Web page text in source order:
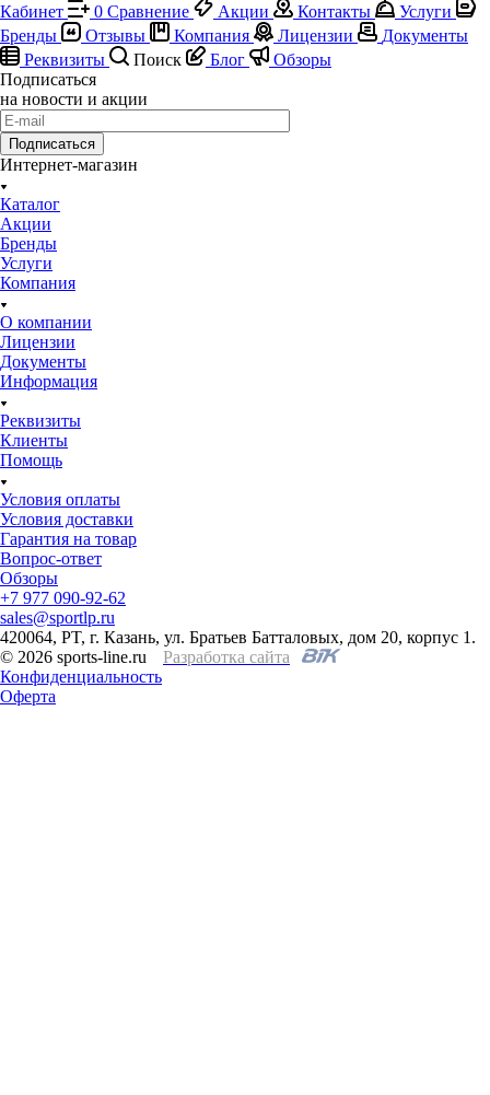
Кабинет
0 Сравнение Акции Контакты
Услуги
Бренды
Отзывы Компания Лицензии
Документы
Реквизиты
Поиск Блог
Обзоры
Подписаться
на новости и акции
Подписаться
Интернет-магазин
Каталог
Акции
Бренды
Услуги
Компания
О компании
Лицензии
Документы
Информация
Реквизиты
Клиенты
Помощь
Условия оплаты
Условия доставки
Гарантия на товар
Вопрос-ответ
Обзоры
+7 977 090-92-62
sales@sportlp.ru
420064, PT, г. Казань, ул. Братьев Батталовых, дом 20, корпус 1.
© 2026 sports-line.ru
Разработка сайта
Конфиденциальность
Оферта